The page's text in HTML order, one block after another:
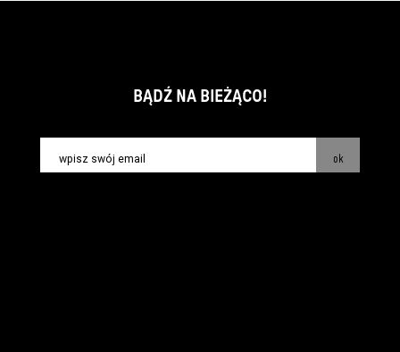
BĄDŹ NA BIEŻĄCO!
ok